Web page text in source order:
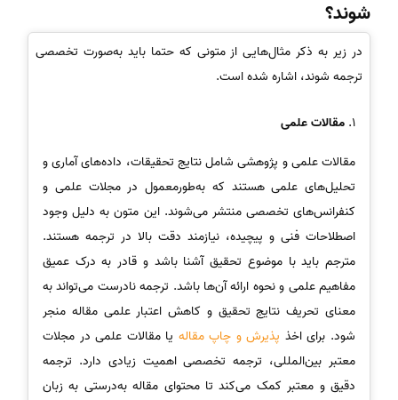
شوند؟
در زیر به ذکر مثال‌هایی از متونی که حتما باید به‌صورت تخصصی
ترجمه شوند، اشاره شده است.
1. مقالات علمی
مقالات علمی و پژوهشی شامل نتایج تحقیقات، داده‌های آماری و
تحلیل‌های علمی هستند که به‌طورمعمول در مجلات علمی و
کنفرانس‌های تخصصی منتشر می‌شوند. این متون به دلیل وجود
اصطلاحات فنی و پیچیده، نیازمند دقت بالا در ترجمه هستند.
مترجم باید با موضوع تحقیق آشنا باشد و قادر به درک عمیق
مفاهیم علمی و نحوه ارائه آن‌ها باشد. ترجمه نادرست می‌تواند به
معنای تحریف نتایج تحقیق و کاهش اعتبار علمی مقاله منجر
شود. برای اخذ پذیرش و چاپ مقاله یا مقالات علمی در مجلات
معتبر بین‌المللی، ترجمه تخصصی اهمیت زیادی دارد. ترجمه
دقیق و معتبر کمک می‌کند تا محتوای مقاله به‌درستی به زبان